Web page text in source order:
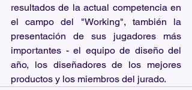
resultados de la actual competencia en
el campo del "Working", también la
presentación de sus jugadores más
importantes - el equipo de diseño del
año, los diseñadores de los mejores
productos y los miembros del jurado.